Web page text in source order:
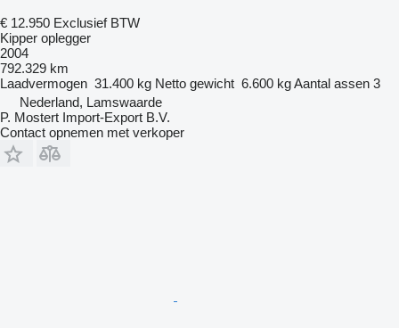
€ 12.950 Exclusief BTW
Kipper oplegger
2004
792.329 km
Laadvermogen 31.400 kg Netto gewicht 6.600 kgAantal assen 3
Nederland, Lamswaarde
P. Mostert Import-Export B.V.
Contact opnemen met verkoper